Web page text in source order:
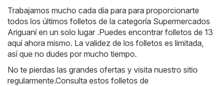
Trabajamos mucho cada día para para proporcionarte
todos los últimos folletos de la categoría Supermercados
Ariguaní en un solo lugar .Puedes encontrar folletos de 13
aquí ahora mismo. La validez de los folletos es limitada,
así que no dudes por mucho tiempo.
No te pierdas las grandes ofertas y visita nuestro sitio
regularmente.Consulta estos folletos de